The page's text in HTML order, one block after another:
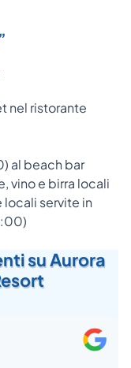
nel ristorante
al beach bar
vino e birra locali
servite in
su Aurora